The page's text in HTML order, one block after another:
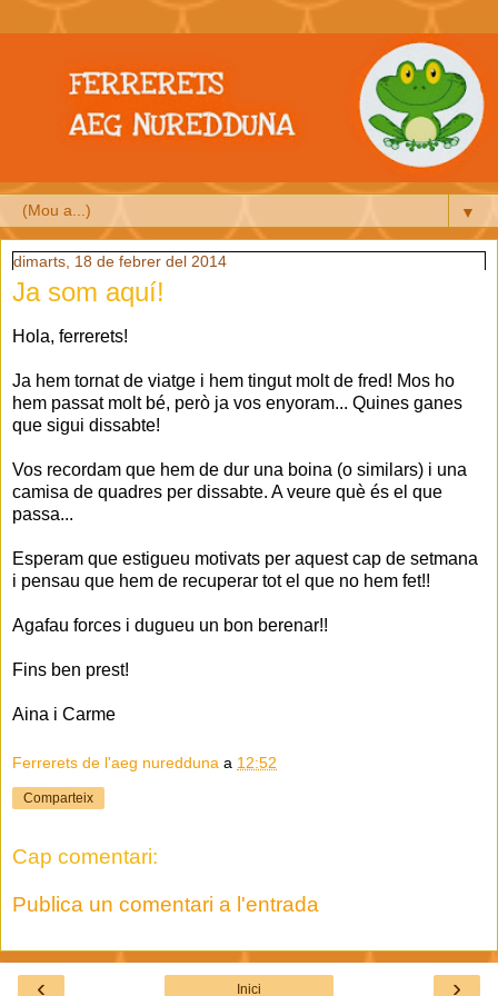
▼
dimarts, 18 de febrer del 2014
Ja som aquí!
Hola, ferrerets!
Ja hem tornat de viatge i hem tingut molt de fred! Mos ho
hem passat molt bé, però ja vos enyoram... Quines ganes
que sigui dissabte!
Vos recordam que hem de dur una boina (o similars) i una
camisa de quadres per dissabte. A veure què és el que
passa...
Esperam que estigueu motivats per aquest cap de setmana
i pensau que hem de recuperar tot el que no hem fet!!
Agafau forces i dugueu un bon berenar!!
Fins ben prest!
Aina i Carme
Ferrerets de l'aeg nuredduna a 12:52
Comparteix
Cap comentari:
Publica un comentari a l'entrada
‹ ›
Inici